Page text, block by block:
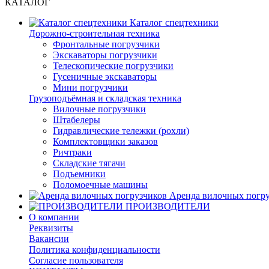
КАТАЛОГ
Каталог спецтехники
Дорожно-строительная техника
Фронтальные погрузчики
Экскаваторы погрузчики
Телескопические погрузчики
Гусеничные экскаваторы
Мини погрузчики
Грузоподъёмная и складская техника
Вилочные погрузчики
Штабелеры
Гидравлические тележки (рохли)
Комплектовщики заказов
Ричтраки
Складские тягачи
Подъемники
Поломоечные машины
Аренда вилочных
ПРОИЗВОДИТЕЛИ
О компании
Реквизиты
Вакансии
Политика конфиденциальности
Согласие пользователя